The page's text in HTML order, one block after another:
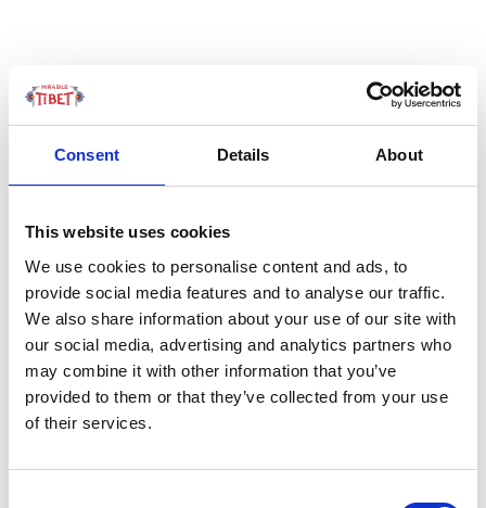
Consent Details About
This website uses cookies
We use cookies to personalise content and ads, to
provide social media features and to analyse our traffic.
We also share information about your use of our site with
our social media, advertising and analytics partners who
may combine it with other information that you’ve
provided to them or that they’ve collected from your use
of their services.
FOCUS TIBET